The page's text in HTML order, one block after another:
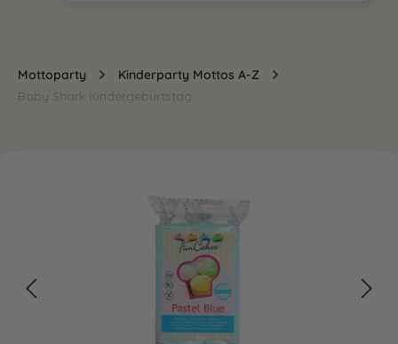
Mottoparty
Kinderparty Mottos A-Z
Baby Shark Kindergeburtstag
Bildergalerie überspringen